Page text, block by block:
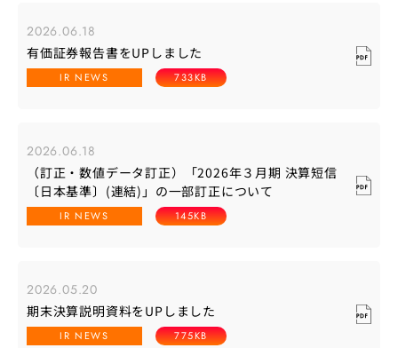
2026.06.18
有価証券報告書をUPしました
IR NEWS 733KB
2026.06.18
（訂正・数値データ訂正）「2026年３月期 決算短信
〔日本基準〕(連結)」の一部訂正について
IR NEWS 145KB
2026.05.20
期末決算説明資料をUPしました
IR NEWS 775KB